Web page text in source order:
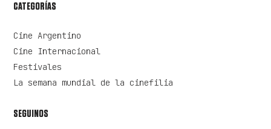
CATEGORÍAS
Cine Argentino
Cine Internacional
Festivales
La semana mundial de la cinefilia
SEGUINOS